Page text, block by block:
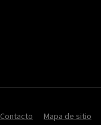
Contacto Mapa de sitio